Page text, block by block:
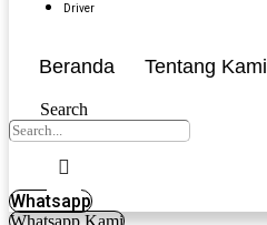
Driver
Beranda Tentang Kami
Search
Whatsapp
Whatsapp Kami